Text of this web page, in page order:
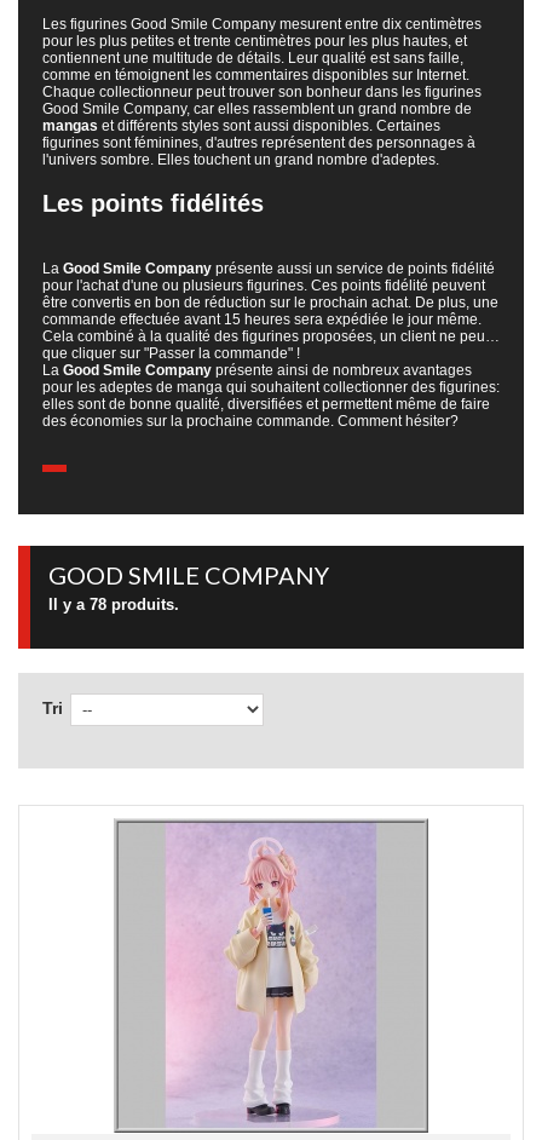
Les figurines Good Smile Company mesurent entre dix centimètres
pour les plus petites et trente centimètres pour les plus hautes, et
contiennent une multitude de détails. Leur qualité est sans faille,
comme en témoignent les commentaires disponibles sur Internet.
Chaque collectionneur peut trouver son bonheur dans les figurines
Good Smile Company, car elles rassemblent un grand nombre de
mangas et différents styles sont aussi disponibles. Certaines
figurines sont féminines, d'autres représentent des personnages à
l'univers sombre. Elles touchent un grand nombre d'adeptes.
Les points fidélités
La Good Smile Company présente aussi un service de points fidélité
pour l'achat d'une ou plusieurs figurines. Ces points fidélité peuvent
être convertis en bon de réduction sur le prochain achat. De plus, une
commande effectuée avant 15 heures sera expédiée le jour même.
Cela combiné à la qualité des figurines proposées, un client ne peut
que cliquer sur "Passer la commande" !
La Good Smile Company présente ainsi de nombreux avantages
pour les adeptes de manga qui souhaitent collectionner des figurines:
elles sont de bonne qualité, diversifiées et permettent même de faire
des économies sur la prochaine commande. Comment hésiter?
GOOD SMILE COMPANY
Il y a 78 produits.
Tri